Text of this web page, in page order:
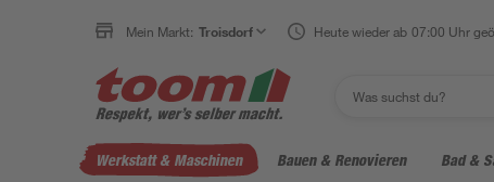
Mein Markt: Troisdorf Heute wieder ab 07:00 Uhr
Werkstatt & Maschinen Bauen & Renovieren Bad &